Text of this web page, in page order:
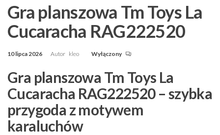
Gra planszowa Tm Toys La
Cucaracha RAG222520
10 lipca 2026 Autor kleo Wyłączony
Gra planszowa Tm Toys La
Cucaracha RAG222520 – szybka
przygoda z motywem
karaluchów